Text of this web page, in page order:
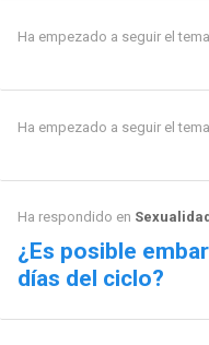
Ha empezado a seguir el tema
Ha empezado a seguir el tema
Ha respondido en Sexualidad
¿Es posible
días del ciclo?